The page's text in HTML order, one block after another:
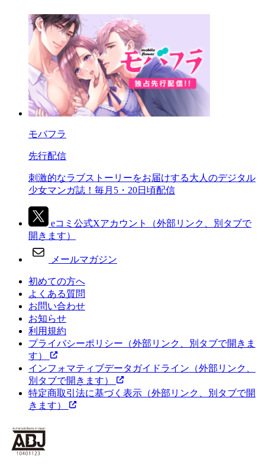
モバフラ
先行配信
刺激的なラブストーリーをお届けする大人のデジタル
少女マンガ誌！毎月5・20日頃配信
eコミ公式Xアカウント
（外部リンク、別タブで
開きます）
メールマガジン
初めての方へ
よくある質問
お問い合わせ
お知らせ
利用規約
プライバシーポリシー （外部リンク、別タブで開きま
す）
インフォマティブデータガイドライン （外部リンク、
別タブで開きます）
特定商取引法に基づく表示 （外部リンク、別タブで開
きます）